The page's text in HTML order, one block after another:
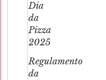
Dia
da
Pizza
2025
Regulamento
da